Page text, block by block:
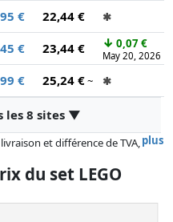
€ 22,44 € ✱
€ 23,44 € ↓ 0,07 €
May 20, 2026
€ 25,24 €~ ✱
les 8 sites ▼
plus
et différence de TVA,
changé depuis la dernière mise
prix, la rémunération des
du set LEGO